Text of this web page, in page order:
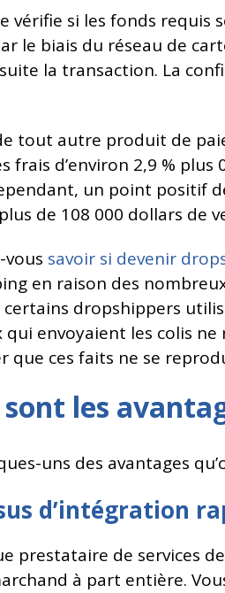
vérifie si les fonds
le biais du réseau de
la transaction. La
tout autre produit de
frais d’environ 2,9 %
un point positif
de 108 000 dollars de
vous savoir si devenir
en raison des
certains dropshippers
qui envoyaient les colis
que ces faits ne se
les
uns des avantages
d’intégration
prestataire de services
à part entière.